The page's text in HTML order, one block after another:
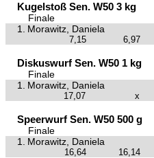
Kugelstoß Sen. W50 3 kg
Finale
1.
Morawitz, Daniela
7,15 6,97
Diskuswurf Sen. W50 1 kg
Finale
1.
Morawitz, Daniela
17,07 x
Speerwurf Sen. W50 500 g
Finale
1.
Morawitz, Daniela
16,64 16,14